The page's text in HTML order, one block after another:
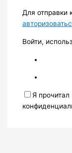
Для отправки
Войти,
Я прочитал